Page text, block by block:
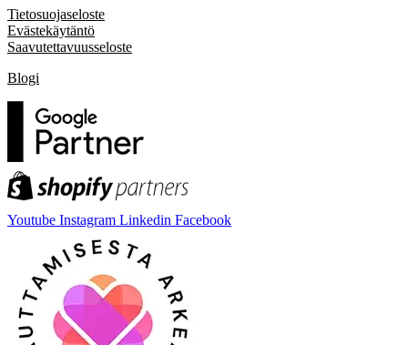
Tietosuojaseloste
Evästekäytäntö
Saavutettavuusseloste
Blogi
Youtube Instagram Linkedin Facebook